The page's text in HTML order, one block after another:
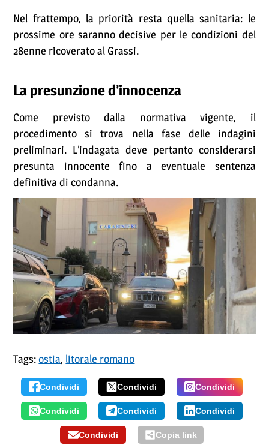
Nel frattempo, la priorità resta quella sanitaria: le
prossime ore saranno decisive per le condizioni del
28enne ricoverato al Grassi.
La presunzione d’innocenza
Come previsto dalla normativa vigente, il
procedimento si trova nella fase delle indagini
preliminari. L’indagata deve pertanto considerarsi
presunta innocente fino a eventuale sentenza
definitiva di condanna.
Tags:ostia, litorale romano
Condividi Condividi Condividi
Condividi Condividi Condividi
Condividi Copia link